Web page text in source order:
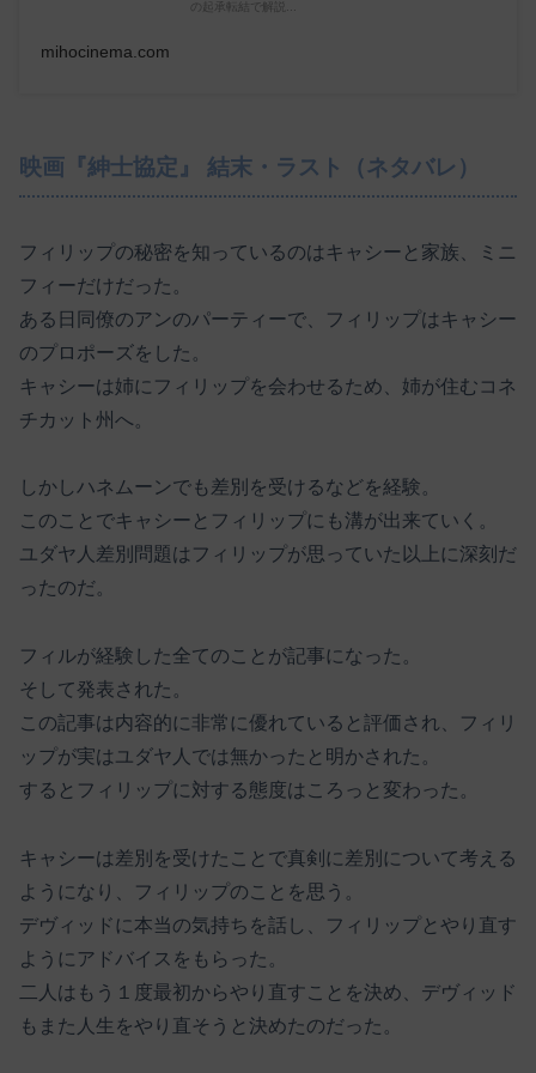
の起承転結で解説...
mihocinema.com
映画『紳士協定』 結末・ラスト（ネタバレ）
フィリップの秘密を知っているのはキャシーと家族、ミニ
フィーだけだった。
ある日同僚のアンのパーティーで、フィリップはキャシー
のプロポーズをした。
キャシーは姉にフィリップを会わせるため、姉が住むコネ
チカット州へ。
しかしハネムーンでも差別を受けるなどを経験。
このことでキャシーとフィリップにも溝が出来ていく。
ユダヤ人差別問題はフィリップが思っていた以上に深刻だ
ったのだ。
フィルが経験した全てのことが記事になった。
そして発表された。
この記事は内容的に非常に優れていると評価され、フィリ
ップが実はユダヤ人では無かったと明かされた。
するとフィリップに対する態度はころっと変わった。
キャシーは差別を受けたことで真剣に差別について考える
ようになり、フィリップのことを思う。
デヴィッドに本当の気持ちを話し、フィリップとやり直す
ようにアドバイスをもらった。
二人はもう１度最初からやり直すことを決め、デヴィッド
もまた人生をやり直そうと決めたのだった。